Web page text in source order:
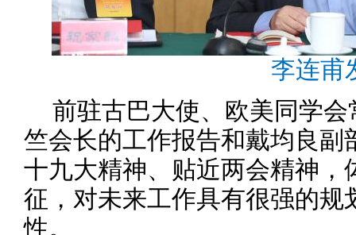
李连甫
前驻古巴大使、欧美同学
竺会长的工作报告和戴均良副
十九大精神、贴近两会精神，
征，对未来工作具有很强的规
性。